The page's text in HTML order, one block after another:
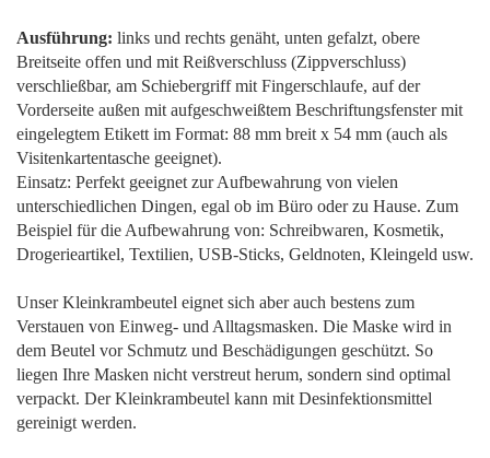
Ausführung: links und rechts genäht, unten gefalzt, obere
Breitseite offen und mit Reißverschluss (Zippverschluss)
verschließbar, am Schiebergriff mit Fingerschlaufe, auf der
Vorderseite außen mit aufgeschweißtem Beschriftungsfenster mit
eingelegtem Etikett im Format: 88 mm breit x 54 mm (auch als
Visitenkartentasche geeignet).
Einsatz: Perfekt geeignet zur Aufbewahrung von vielen
unterschiedlichen Dingen, egal ob im Büro oder zu Hause. Zum
Beispiel für die Aufbewahrung von: Schreibwaren, Kosmetik,
Drogerieartikel, Textilien, USB-Sticks, Geldnoten, Kleingeld usw.
Unser Kleinkrambeutel eignet sich aber auch bestens zum
Verstauen von Einweg- und Alltagsmasken. Die Maske wird in
dem Beutel vor Schmutz und Beschädigungen geschützt. So
liegen Ihre Masken nicht verstreut herum, sondern sind optimal
verpackt. Der Kleinkrambeutel kann mit Desinfektionsmittel
gereinigt werden.